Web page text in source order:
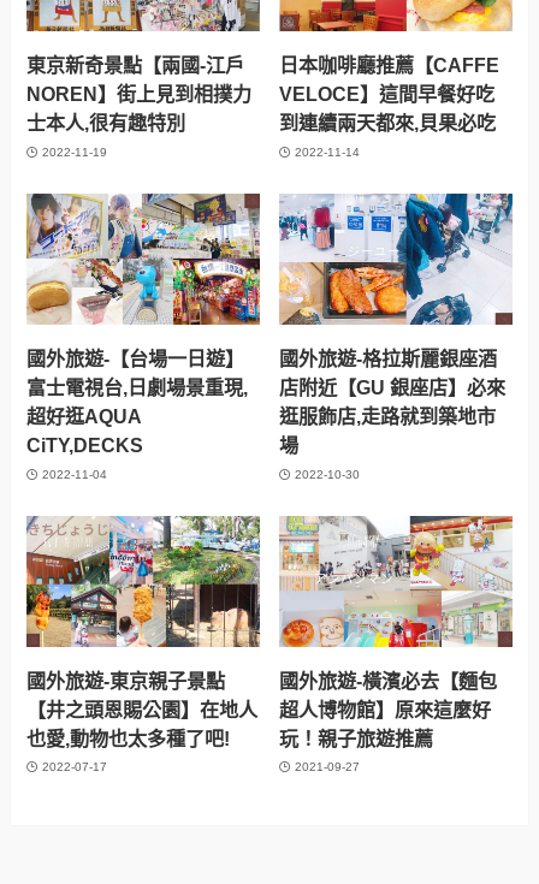
東京新奇景點【兩國-江戶
NOREN】街上見到相撲力
士本人,很有趣特別
2022-11-19
日本咖啡廳推薦【CAFFE
VELOCE】這間早餐好吃
到連續兩天都來,貝果必吃
2022-11-14
國外旅遊-【台場一日遊】
富士電視台,日劇場景重現,
超好逛AQUA
CiTY,DECKS
2022-11-04
國外旅遊-格拉斯麗銀座酒
店附近【GU 銀座店】必來
逛服飾店,走路就到築地市
場
2022-10-30
國外旅遊-東京親子景點
【井之頭恩賜公園】在地人
也愛,動物也太多種了吧!
2022-07-17
國外旅遊-橫濱必去【麵包
超人博物館】原來這麼好
玩！親子旅遊推薦
2021-09-27